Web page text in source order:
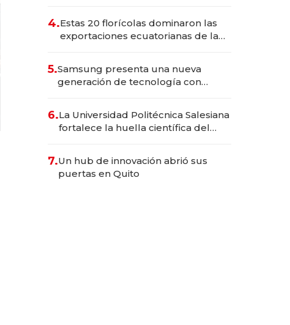
4.Estas 20 florícolas dominaron las
exportaciones ecuatorianas de la
5.Samsung presenta una nueva
generación de tecnología con
6.La Universidad Politécnica Salesiana
fortalece la huella científica del
7.Un hub de innovación abrió sus
puertas en Quito